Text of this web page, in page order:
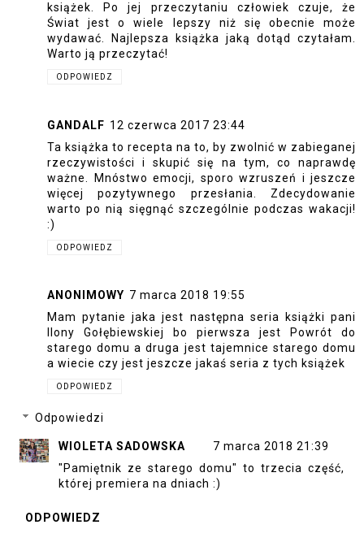
książek. Po jej przeczytaniu człowiek czuje, że
Świat jest o wiele lepszy niż się obecnie może
wydawać. Najlepsza książka jaką dotąd czytałam.
Warto ją przeczytać!
ODPOWIEDZ
GANDALF 12 czerwca 2017 23:44
Ta książka to recepta na to, by zwolnić w zabieganej
rzeczywistości i skupić się na tym, co naprawdę
ważne. Mnóstwo emocji, sporo wzruszeń i jeszcze
więcej pozytywnego przesłania. Zdecydowanie
warto po nią sięgnąć szczególnie podczas wakacji!
:)
ODPOWIEDZ
ANONIMOWY 7 marca 2018 19:55
Mam pytanie jaka jest następna seria książki pani
Ilony Gołębiewskiej bo pierwsza jest Powrót do
starego domu a druga jest tajemnice starego domu
a wiecie czy jest jeszcze jakaś seria z tych książek
ODPOWIEDZ
Odpowiedzi
WIOLETA SADOWSKA
7 marca 2018 21:39
"Pamiętnik ze starego domu" to trzecia część,
której premiera na dniach :)
ODPOWIEDZ